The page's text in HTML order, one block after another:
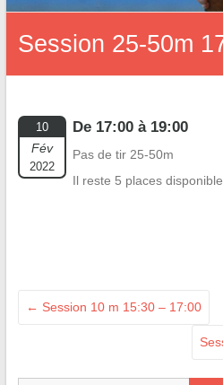
Session 25-50m
10
Fév
2022
De 17:00 à 19:00
Pas de tir 25-50m
Il reste 5 places
← Session 10 m 15:30 – 17:00